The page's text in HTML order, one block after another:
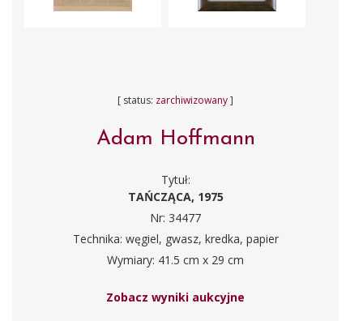
[ status: zarchiwizowany]
Adam Hoffmann
Tytuł:
TAŃCZĄCA, 1975
Nr: 34477
Technika: węgiel, gwasz, kredka, papier
Wymiary: 41.5 cm x 29 cm
Zobacz wyniki aukcyjne